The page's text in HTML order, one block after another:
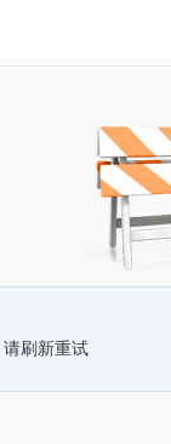
刷新重试